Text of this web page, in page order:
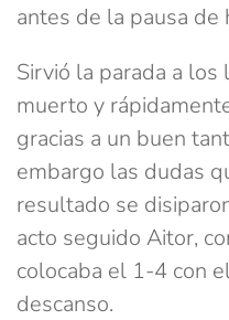
antes de la pausa de
Sirvió la parada a
muerto y
gracias a un buen
embargo las dudas
resultado se
acto seguido Aitor,
colocaba el 1-4 con
descanso.